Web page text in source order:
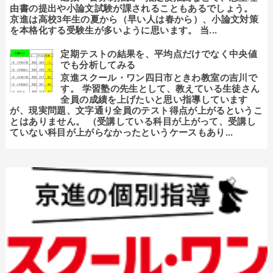
由書の提出や小論文試験が課されることもあるでしょう。
京進は高校3年生の夏から（早い人は春から）、小論文対策
を本格化する受験生が多いように思います。 当...
定期テストの結果を、平均点だけでなく中央値
でも分析してみる
京進スクール・ワン四日市ときわ教室の吉川で
す。 学習塾の先生として、教えている生徒さん
全員の成績を上げたいと思い指導しています
が、現実問題、文字通り全員のテスト得点が上がるというこ
とはありません。 （受講している科目が上がって、受講し
ていない科目が上がらなかったというケースもあり...